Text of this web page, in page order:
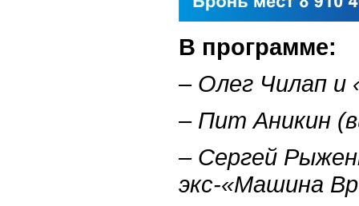
В программе:
– Олег Чилап и
– Пит Аникин
– Сергей
экс-«Машина